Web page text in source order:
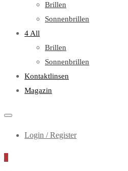
Brillen
Sonnenbrillen
4 All
Brillen
Sonnenbrillen
Kontaktlinsen
Magazin
Login / Register
0